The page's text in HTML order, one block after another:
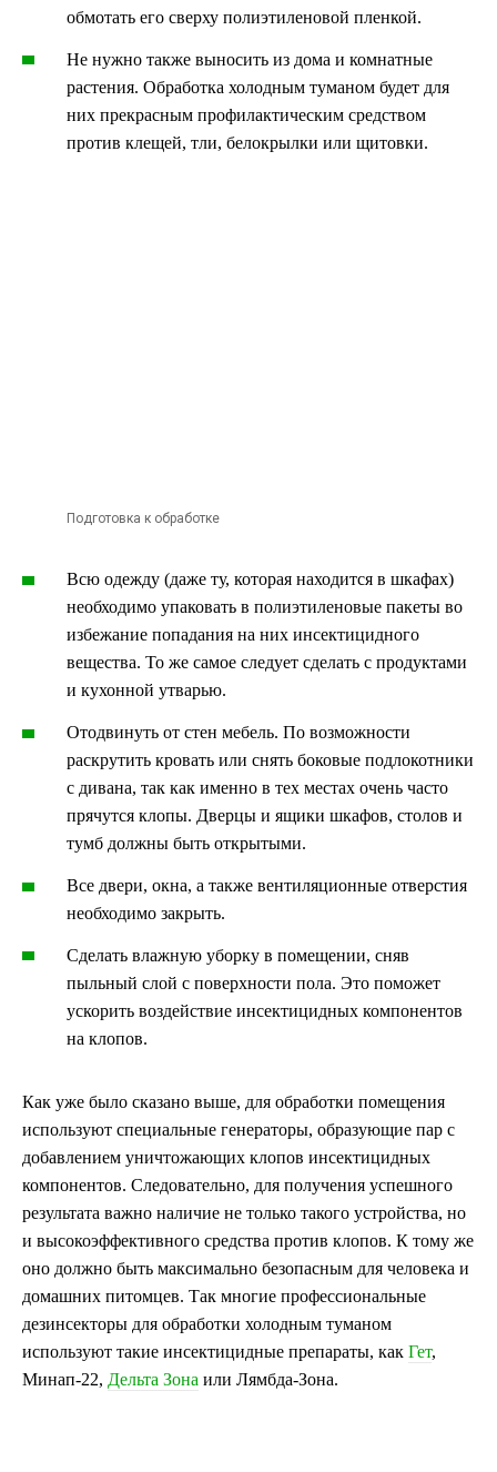
обмотать его сверху полиэтиленовой пленкой.
Не нужно также выносить из дома и комнатные
растения. Обработка холодным туманом будет для
них прекрасным профилактическим средством
против клещей, тли, белокрылки или щитовки.
Подготовка к обработке
Всю одежду (даже ту, которая находится в шкафах)
необходимо упаковать в полиэтиленовые пакеты во
избежание попадания на них инсектицидного
вещества. То же самое следует сделать с продуктами
и кухонной утварью.
Отодвинуть от стен мебель. По возможности
раскрутить кровать или снять боковые подлокотники
с дивана, так как именно в тех местах очень часто
прячутся клопы. Дверцы и ящики шкафов, столов и
тумб должны быть открытыми.
Все двери, окна, а также вентиляционные отверстия
необходимо закрыть.
Сделать влажную уборку в помещении, сняв
пыльный слой с поверхности пола. Это поможет
ускорить воздействие инсектицидных компонентов
на клопов.
Как уже было сказано выше, для обработки помещения
используют специальные генераторы, образующие пар с
добавлением уничтожающих клопов инсектицидных
компонентов. Следовательно, для получения успешного
результата важно наличие не только такого устройства, но
и высокоэффективного средства против клопов. К тому же
оно должно быть максимально безопасным для человека и
домашних питомцев. Так многие профессиональные
дезинсекторы для обработки холодным туманом
используют такие инсектицидные препараты, как Гет,
Минап-22, Дельта Зона или Лямбда-Зона.